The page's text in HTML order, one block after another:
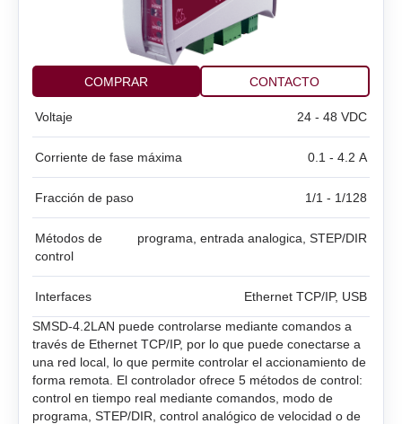
BMD‑20DIN ver.2
BMD‑20DIN ver.2.1
BMD‑40DIN (Interrumpido)
BMD‑40DIN ver.2
SMD‑1.6 PCB abierta
SMD‑2.8DIN
SMD‑2.8 caja abierta
SMD‑2.8 PCB abierta
SMD‑4.2 PCB abierta
SMD‑8.0DIN ver.3
SMD‑8.0 caja abierta
SMSD‑1.5Modbus ver.3
SMSD‑8.0Modbus
SMSD‑4.2LAN
SMSD‑8.0LAN
SMSD‑4.2CAN
SMSD‑4.2RS
SMSD‑1.5
Motores paso a paso con controladores
integrados
Voltaje 24 - 48 VDC
Corriente de fase máxima 0.1 - 4.2 A
Fracción de paso 1/1 - 1/128
Métodos de
control
programa, entrada analogica, STEP/DIR
Interfaces Ethernet TCP/IP, USB
COMPRAR CONTACTO
SMSD-4.2LAN puede controlarse mediante comandos a
través de Ethernet TCP/IP, por lo que puede conectarse a
una red local, lo que permite controlar el accionamiento de
forma remota. El controlador ofrece 5 métodos de control:
control en tiempo real mediante comandos, modo de
programa, STEP/DIR, control analógico de velocidad o de